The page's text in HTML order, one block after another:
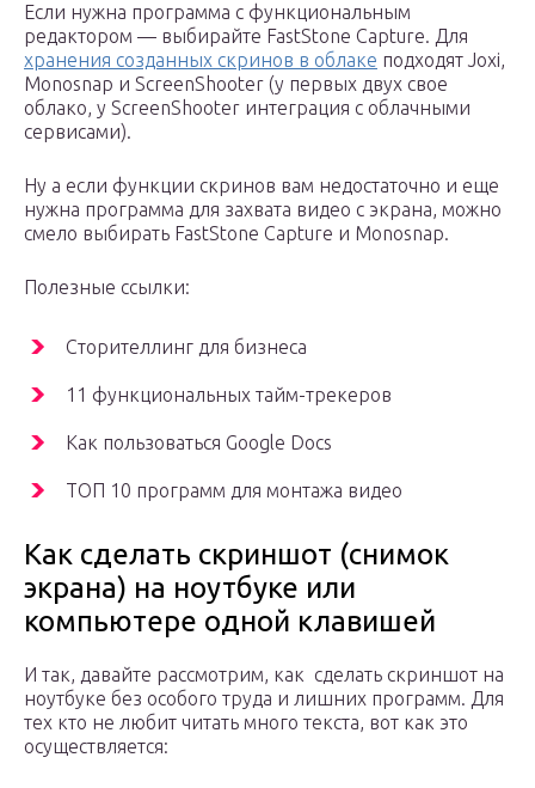
Если нужна программа с функциональным
редактором — выбирайте FastStone Capture. Для
хранения созданных скринов в облаке подходят Joxi,
Monosnap и ScreenShooter (у первых двух свое
облако, у ScreenShooter интеграция с облачными
сервисами).
Ну а если функции скринов вам недостаточно и еще
нужна программа для захвата видео с экрана, можно
смело выбирать FastStone Capture и Monosnap.
Полезные ссылки:
Сторителлинг для бизнеса
11 функциональных тайм-трекеров
Как пользоваться Google Docs
ТОП 10 программ для монтажа видео
Как сделать скриншот (снимок
экрана) на ноутбуке или
компьютере одной клавишей
И так, давайте рассмотрим, как сделать скриншот на
ноутбуке без особого труда и лишних программ. Для
тех кто не любит читать много текста, вот как это
осуществляется: